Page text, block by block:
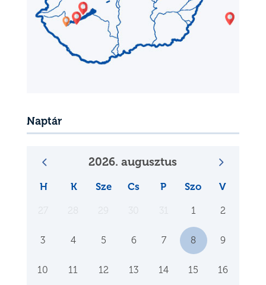
Naptár
2026. augusztus
H K Sze Cs P Szo V
1 2
3 4 5 6 7 8 9
10 11 12 13 14 15 16